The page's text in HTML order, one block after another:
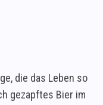
die das Leben so
gezapftes Bier im